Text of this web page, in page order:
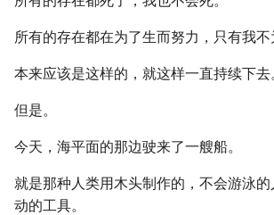
所有的存在都在为了生而努力，只有我不
本来应该是这样的，就这样一直持续下去
但是。
今天，海平面的那边驶来了一艘船。
就是那种人类用木头制作的，不会游泳
动的工具。